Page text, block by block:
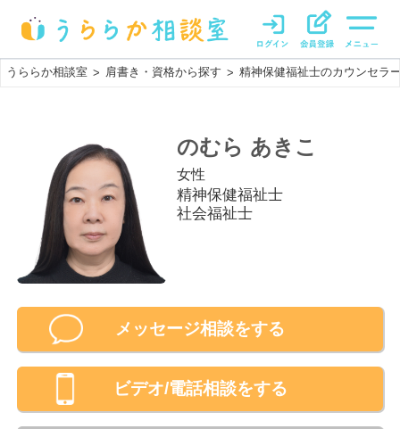
うららか相談室 > 肩書き・資格から探す > 精神保健福祉士のカウンセラ
のむら あきこ
女性
精神保健福祉士
社会福祉士
メッセージ相談をする
ビデオ/電話相談をする